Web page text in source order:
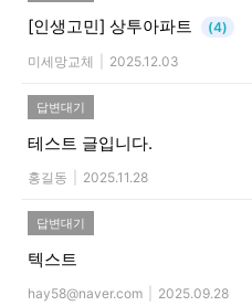
[인생고민] 상투아파트 (4)
미세망교체 2025.12.03
답변대기
테스트 글입니다.
홍길동 2025.11.28
답변대기
텍스트
hay58@naver.com 2025.09.28